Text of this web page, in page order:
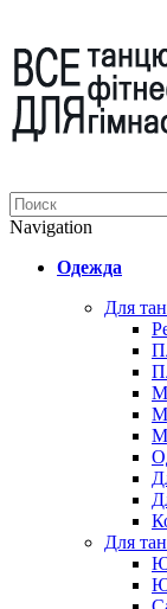
Navigation
Одежда
Для
Для